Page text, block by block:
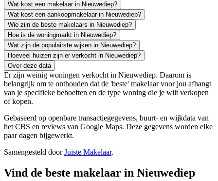
Wat kost een makelaar in Nieuwediep?
Wat kost een aankoopmakelaar in Nieuwediep?
Wie zijn de beste makelaars in Nieuwediep?
Hoe is de woningmarkt in Nieuwediep?
Wat zijn de populairste wijken in Nieuwediep?
Hoeveel huizen zijn er verkocht in Nieuwediep?
Over deze data
Er zijn weinig woningen verkocht in Nieuwediep. Daarom is
belangrijk om te onthouden dat de 'beste' makelaar voor jou afhangt
van je specifieke behoeften en de type woning die je wilt verkopen
of kopen.
Gebaseerd op openbare transactiegegevens, buurt- en wijkdata van
het CBS en reviews van Google Maps. Deze gegevens worden elke
paar dagen bijgewerkt.
Samengesteld doorJuiste Makelaar.
Vind de beste makelaar in Nieuwediep